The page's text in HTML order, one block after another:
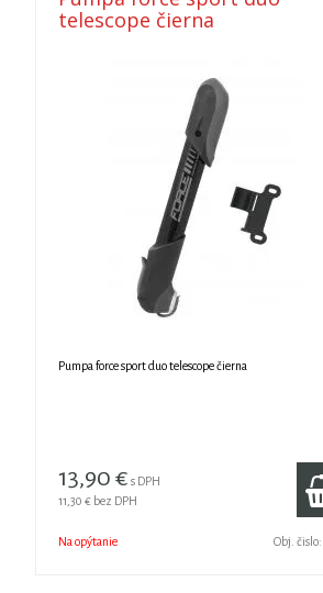
telescope čierna
Pumpa force sport duo telescope čierna
13,90 € s DPH
11,30 € bez DPH
Na opýtanie Obj. čislo: